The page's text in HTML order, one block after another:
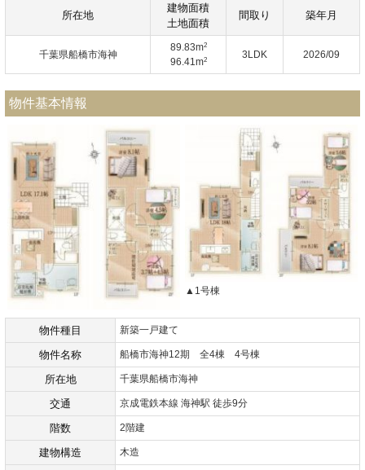
所在地
建物面積
土地面積
間取り 築年月
千葉県船橋市海神
89.83m2
96.41m2 3LDK 2026/09
物件基本情報
▲1号棟
物件種目 新築一戸建て
物件名称 船橋市海神12期 全4棟 4号棟
所在地 千葉県船橋市海神
交通 京成電鉄本線 海神駅 徒歩9分
階数 2階建
建物構造 木造